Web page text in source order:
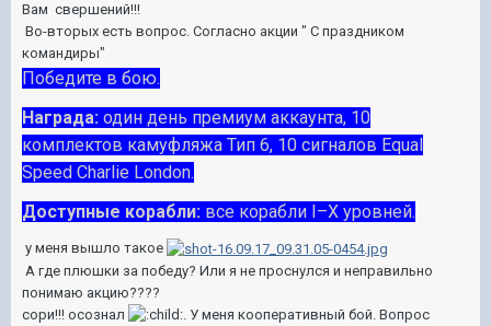
Вам свершений!!!
Во-вторых есть вопрос. Согласно акции " С праздником
командиры"
Победите в бою.
Награда: один день премиум аккаунта, 10
комплектов камуфляжа Тип 6, 10 сигналов Equal
Speed Charlie London.
Доступные корабли: все корабли I–X уровней.
у меня вышло такое
А где плюшки за победу? Или я не проснулся и неправильно
понимаю акцию????
сори!!! осознал
. У меня кооперативный бой. Вопрос